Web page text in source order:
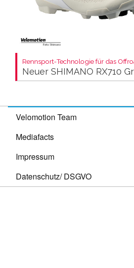
Rennsport-Technologie für das
Neuer SHIMANO RX710
Velomotion Team
Mediafacts
Impressum
Datenschutz/ DSGVO